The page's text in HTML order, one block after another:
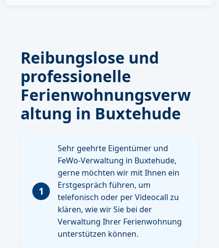
Reibungslose und
professionelle
Ferienwohnungsverw
altung in Buxtehude
1
Sehr geehrte Eigentümer und
FeWo-Verwaltung in Buxtehude,
gerne möchten wir mit Ihnen ein
Erstgespräch führen, um
telefonisch oder per Videocall zu
klären, wie wir Sie bei der
Verwaltung Ihrer Ferienwohnung
unterstützen können.